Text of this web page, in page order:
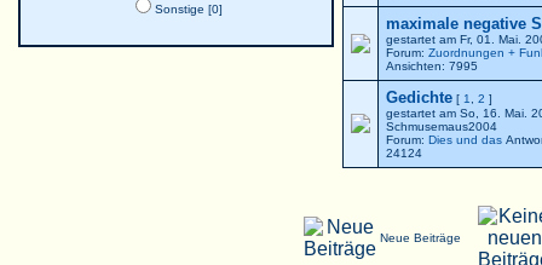
Sonstige [0]
maximale negative
gestartet am Fr, 01. Mai.
Forum: Zuordnungen +
Ansichten: 7995
Gedichte [ 1 2 ]
gestartet am So, 16. Mai.
Schmusemaus2004
Forum: Dies und das
24124
Neue Beiträge